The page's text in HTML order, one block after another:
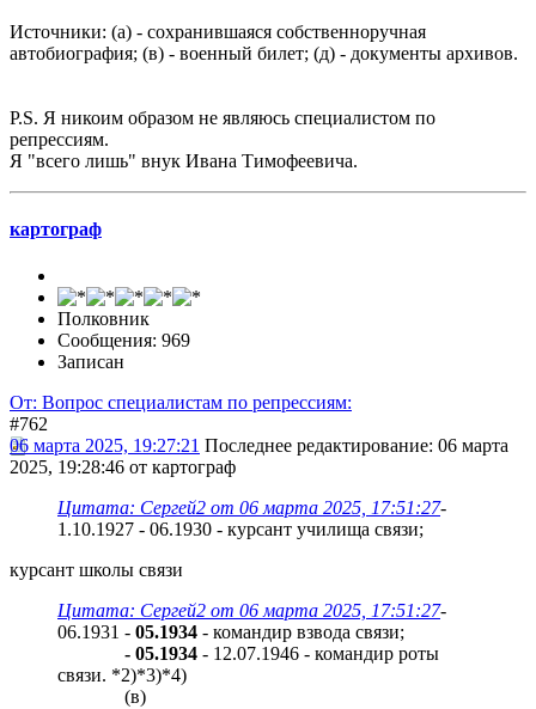
Источники: (а) - сохранившаяся собственноручная
автобиография; (в) - военный билет; (д) - документы архивов.
P.S. Я никоим образом не являюсь специалистом по
репрессиям.
Я "всего лишь" внук Ивана Тимофеевича.
картограф
Полковник
Сообщения: 969
Записан
От: Вопрос специалистам по репрессиям:
#762
06 марта 2025, 19:27:21 Последнее редактирование: 06 марта
2025, 19:28:46 от картограф
Цитата: Сергей2 от 06 марта 2025, 17:51:27-
1.10.1927 - 06.1930 - курсант училища связи;
курсант школы связи
Цитата: Сергей2 от 06 марта 2025, 17:51:27-
06.1931 - 05.1934 - командир взвода связи;
- 05.1934 - 12.07.1946 - командир роты
связи. *2)*3)*4)
(в)